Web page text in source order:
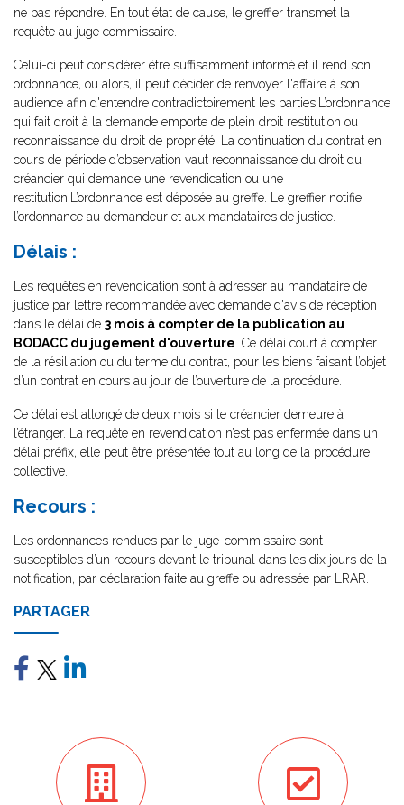
ne pas répondre. En tout état de cause, le greffier transmet la
requête au juge commissaire.
Celui-ci peut considérer être suffisamment informé et il rend son
ordonnance, ou alors, il peut décider de renvoyer l'affaire à son
audience afin d'entendre contradictoirement les parties.L’ordonnance
qui fait droit à la demande emporte de plein droit restitution ou
reconnaissance du droit de propriété. La continuation du contrat en
cours de période d’observation vaut reconnaissance du droit du
créancier qui demande une revendication ou une
restitution.L’ordonnance est déposée au greffe. Le greffier notifie
l’ordonnance au demandeur et aux mandataires de justice.
Délais :
Les requêtes en revendication sont à adresser au mandataire de
justice par lettre recommandée avec demande d'avis de réception
dans le délai de 3 mois à compter de la publication au
BODACC du jugement d'ouverture . Ce délai court à compter
de la résiliation ou du terme du contrat, pour les biens faisant l’objet
d’un contrat en cours au jour de l’ouverture de la procédure.
Ce délai est allongé de deux mois si le créancier demeure à
l’étranger. La requête en revendication n’est pas enfermée dans un
délai préfix, elle peut être présentée tout au long de la procédure
collective.
Recours :
Les ordonnances rendues par le juge-commissaire sont
susceptibles d’un recours devant le tribunal dans les dix jours de la
notification, par déclaration faite au greffe ou adressée par LRAR.
PARTAGER